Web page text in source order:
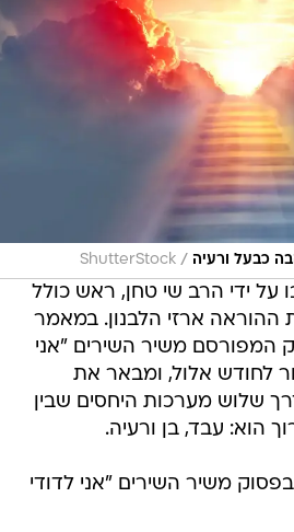
כבעל ורעיה /
ShutterStock
על ידי הרב שי טחן, ראש כולל
ההוראה ארזי הלבנון. במאמר
המפורסם משיר השירים "אני
לחודש אלול, ומבאר את
שלוש מערכות היחסים שבין
הוא: עבד, בן ורעיה.
משיר השירים "אני לדודי